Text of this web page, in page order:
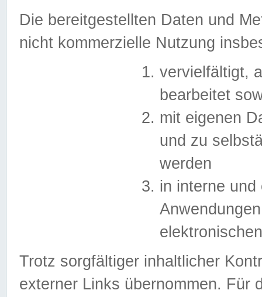
Die bereitgestellten Daten und
nicht kommerzielle Nutzung
vervielfältigt,
bearbeitet
mit eigenen
und zu
werden
in interne
Trotz sorgfältiger inhaltlicher
externer Links übernommen. Für